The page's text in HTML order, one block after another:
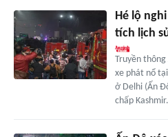
Hé lộ
tích lịch
Truyền
xe phát nổ
ở Delhi (Ấn
chấp Kashmir.